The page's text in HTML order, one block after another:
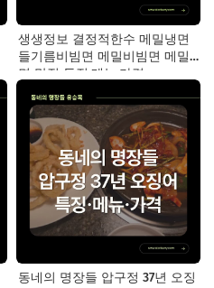
생생정보 결정적한수 메밀냉면
들기름비빔면 메밀비빔면 메밀
면 맛집 특징·메뉴·가격
동네의 명장들 압구정 37년 오징